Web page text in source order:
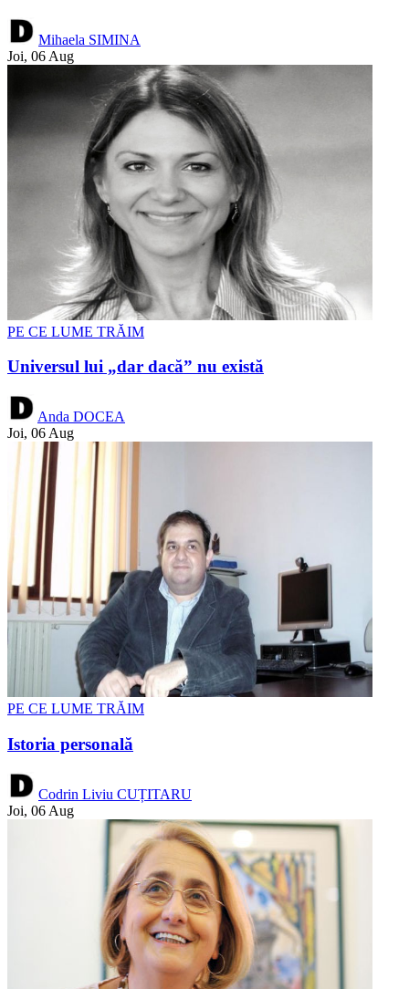
Mihaela SIMINA
Joi, 06 Aug
PE CE LUME TRĂIM
Universul lui „dar dacă” nu există
Anda DOCEA
Joi, 06 Aug
PE CE LUME TRĂIM
Istoria personală
Codrin Liviu CUȚITARU
Joi, 06 Aug